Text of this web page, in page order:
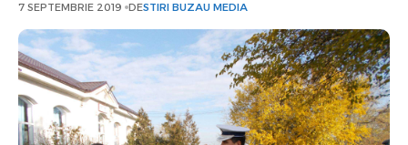
7 SEPTEMBRIE 2019 DESTIRI BUZAU MEDIA